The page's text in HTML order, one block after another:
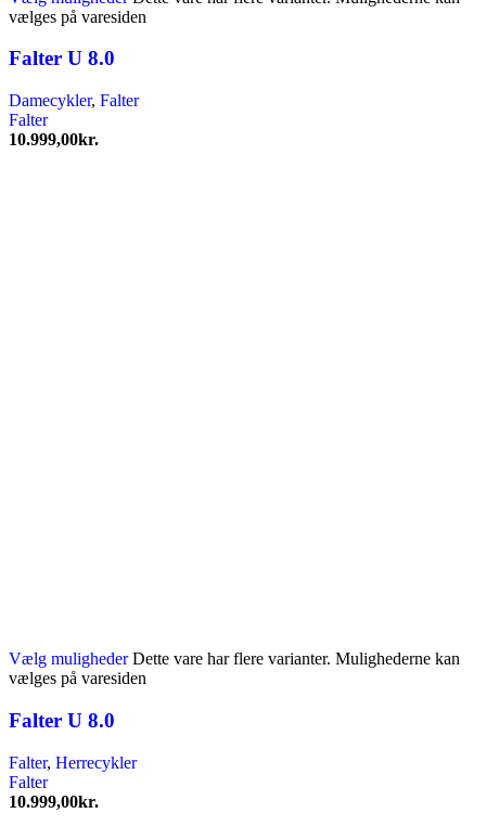
vælges på varesiden
Falter U 8.0
Damecykler, Falter
Falter
10.999,00kr.
Vælg muligheder Dette vare har flere varianter. Mulighederne kan
vælges på varesiden
Falter U 8.0
Falter, Herrecykler
Falter
10.999,00kr.